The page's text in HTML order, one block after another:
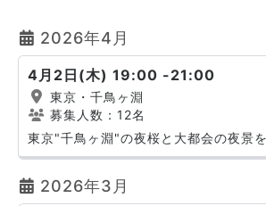
2026年4月
4月2日(木) 19:00 -21:00
東京・千鳥ヶ淵
募集人数：12名
東京"千鳥ヶ淵"の夜桜と大都会の夜景
2026年3月